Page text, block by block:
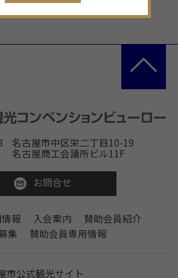
名古屋市中区栄二丁目10-19
名古屋商工会議所ビル11F
お問合せ
報 入会案内
賛助会員紹介
集
賛助会員専用情報
市公式観光サイト